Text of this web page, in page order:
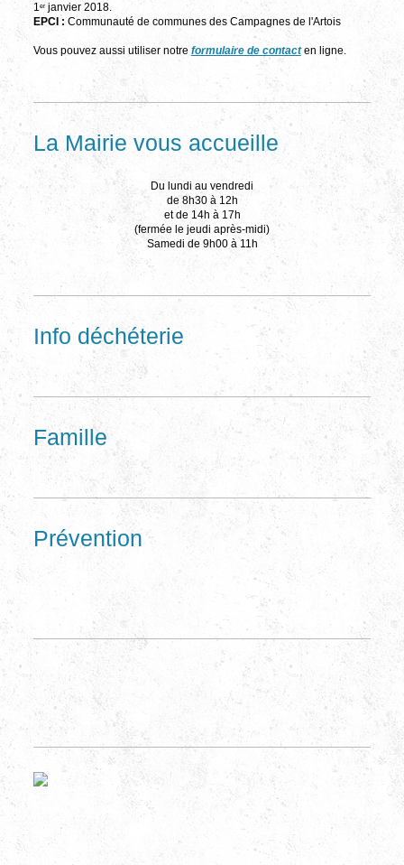
1 erjanvier 2018.
EPCI : Communauté de communes des Campagnes de l'Artois
Vous pouvez aussi utiliser notre formulaire de contact en ligne.
La Mairie vous accueille
Du lundi au vendredi
de 8h30 à 12h
et de 14h à 17h
(fermée le jeudi après-midi)
Samedi de 9h00 à 11h
Info déchéterie
Famille
Prévention